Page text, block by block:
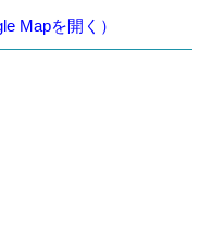
Mapを開く）